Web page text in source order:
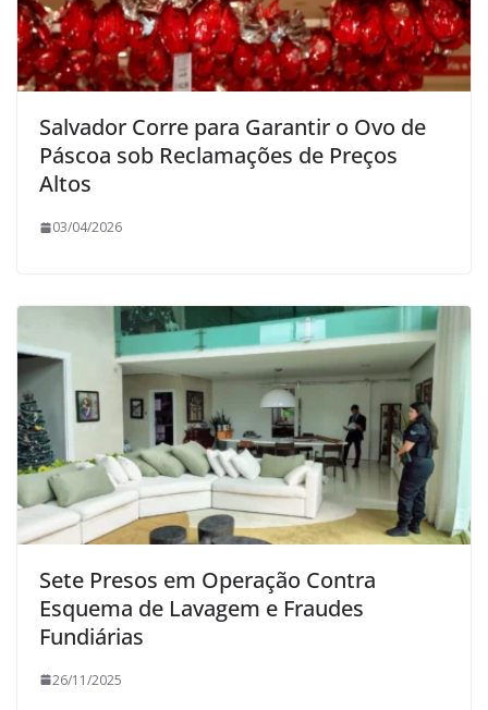
Salvador Corre para Garantir o Ovo de
Páscoa sob Reclamações de Preços
Altos
03/04/2026
Sete Presos em Operação Contra
Esquema de Lavagem e Fraudes
Fundiárias
26/11/2025